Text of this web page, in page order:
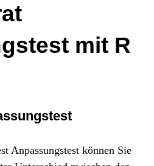
mit R
Anpassungstest können Sie